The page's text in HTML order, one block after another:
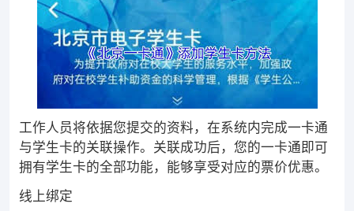
工作人员将依据您提交的资料，在系统内完成一卡通
与学生卡的关联操作。关联成功后，您的一卡通即可
拥有学生卡的全部功能，能够享受对应的票价优惠。
线上绑定